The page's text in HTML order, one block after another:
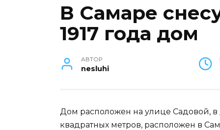
В Самаре
1917 года дом
АВТОР
nesluhi
Дом расположен на улице Садовой, в
квадратных метров, расположен в